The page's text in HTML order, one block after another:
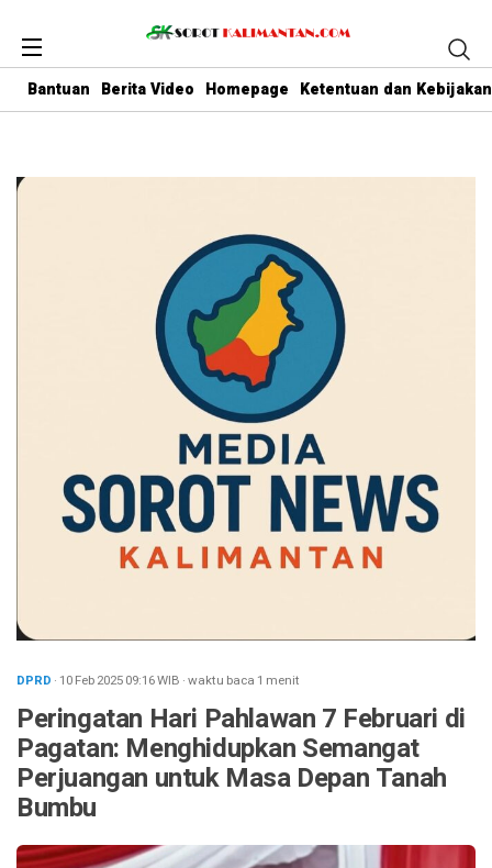
Bantuan Berita Video Homepage Ketentuan dan
DPRD · 10 Feb 202509:16WIB ·waktu baca 1 menit
Peringatan Hari Pahlawan 7 Februari di
Pagatan: Menghidupkan Semangat
Perjuangan untuk Masa Depan Tanah
Bumbu